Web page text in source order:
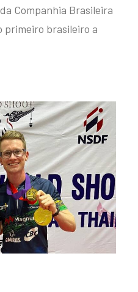
Companhia Brasileira
primeiro brasileiro a